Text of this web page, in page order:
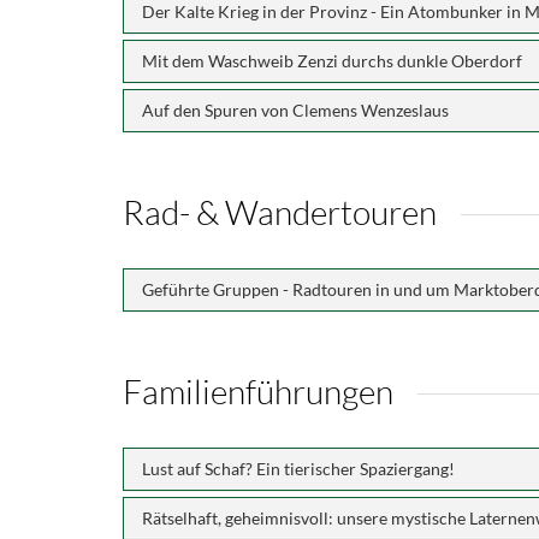
Der Kalte Krieg in der Provinz - Ein Atombunker in
Mit dem Waschweib Zenzi durchs dunkle Oberdorf
Auf den Spuren von Clemens Wenzeslaus
Rad- & Wandertouren
Geführte Gruppen - Radtouren in und um
Familienführungen
Lust auf Schaf? Ein tierischer Spaziergang!
Rätselhaft, geheimnisvoll: unsere mystische